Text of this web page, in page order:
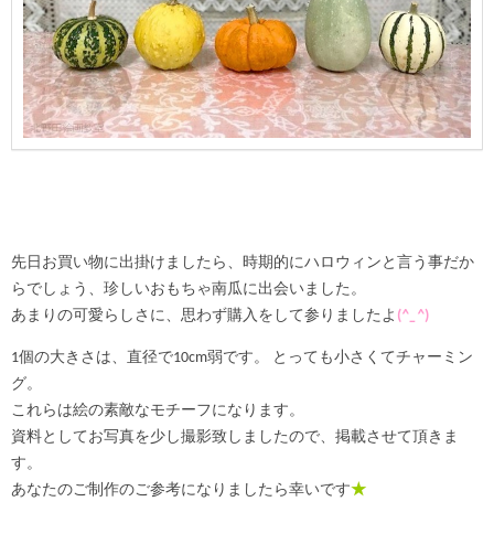
先日お買い物に出掛けましたら、時期的にハロウィンと言う事だか
らでしょう、珍しいおもちゃ南瓜に出会いました。
あまりの可愛らしさに、思わず購入をして参りましたよ (^_^)
1個の大きさは、直径で10cm弱です。 とっても小さくてチャーミン
グ。
これらは絵の素敵なモチーフになります。
資料としてお写真を少し撮影致しましたので、掲載させて頂きま
す。
あなたのご制作のご参考になりましたら幸いです★